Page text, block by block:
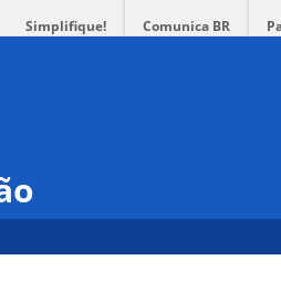
Simplifique! Comunica BR